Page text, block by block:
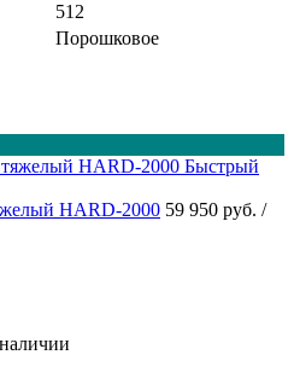
512
Порошковое
Быстрый
HARD-2000 59 950 руб. /